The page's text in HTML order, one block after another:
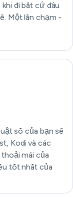
đi bất cứ đâu
Một lần chạm -
số của bạn sẽ
Kodi và các
mái của
tốt nhất của